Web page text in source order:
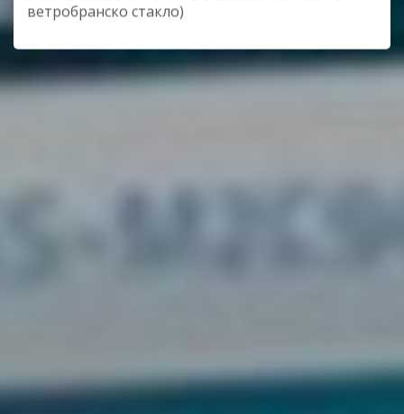
ветробранско стакло)